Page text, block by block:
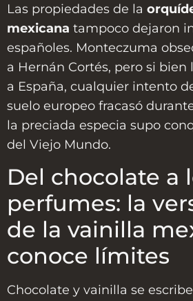
Las propiedades de la
mexicana tampoco dejaron
españoles. Monteczuma
a Hernán Cortés, pero si
a España, cualquier intento
suelo europeo fracasó
la preciada especia supo
del Viejo Mundo.
Del chocolate a
perfumes: la
de la vainilla
conoce límites
Chocolate y vainilla se